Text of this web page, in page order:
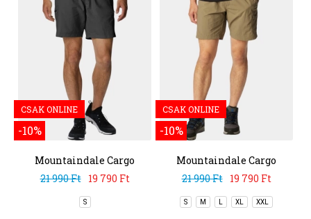
CSAK ONLINE
-10%
Mountaindale Cargo
Short
21 990 Ft 19 790 Ft
S
CSAK ONLINE
-10%
Mountaindale Cargo
Short
21 990 Ft 19 790 Ft
S M L XL XXL